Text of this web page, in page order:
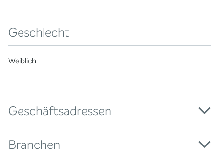
Geschlecht
Weiblich
Geschäftsadressen
Branchen